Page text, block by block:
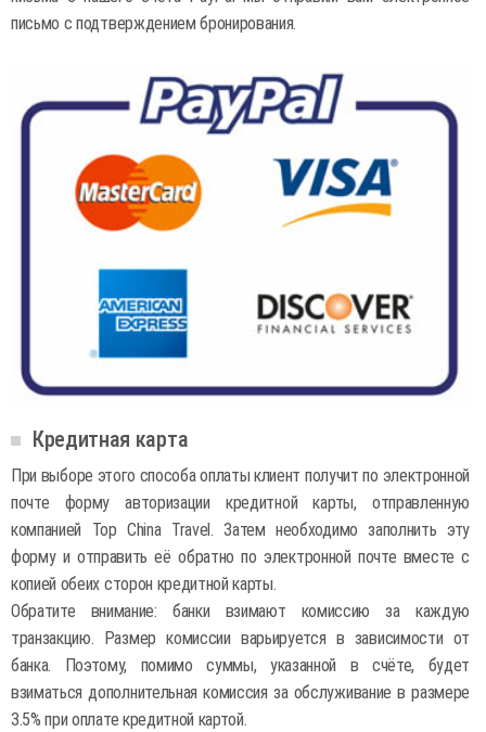
письмо с подтверждением бронирования.
Кредитная карта
При выборе этого способа оплаты клиент получит по электронной
почте форму авторизации кредитной карты, отправленную
компанией Top China Travel. Затем необходимо заполнить эту
форму и отправить её обратно по электронной почте вместе с
копией обеих сторон кредитной карты.
Обратите внимание: банки взимают комиссию за каждую
транзакцию. Размер комиссии варьируется в зависимости от
банка. Поэтому, помимо суммы, указанной в счёте, будет
взиматься дополнительная комиссия за обслуживание в размере
3.5% при оплате кредитной картой.